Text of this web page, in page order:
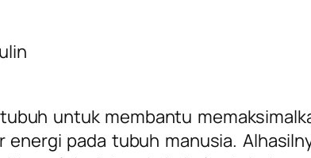
untuk membantu
pada tubuh manusia.